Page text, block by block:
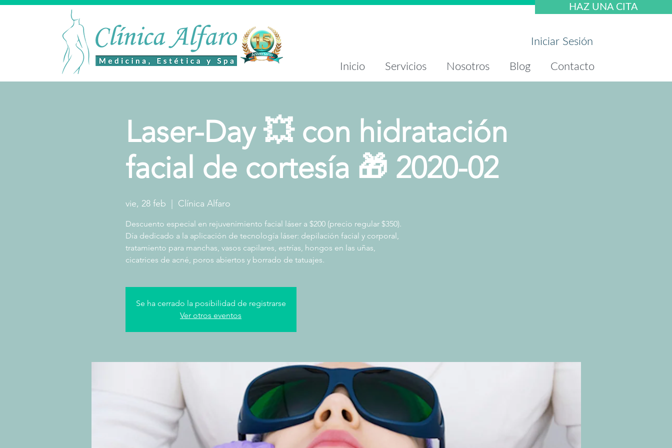
HAZ UNA CITA
Iniciar Sesión
Inicio Servicios Nosotros Blog Contacto
Laser-Day 💥 con hidratación
facial de cortesía 🎁 2020-02
vie, 28 feb Clínica Alfaro
Descuento especial en rejuvenimiento facial láser a $200 (precio regular $350).
Día dedicado a la aplicación de tecnología láser: depilación facial y corporal,
tratamiento para manchas, vasos capilares, estrías, hongos en las uñas,
cicatrices de acné, poros abiertos y borrado de tatuajes.
Se ha cerrado la posibilidad de registrarse
Ver otros eventos